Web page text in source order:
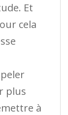
Et
cela
plus
à